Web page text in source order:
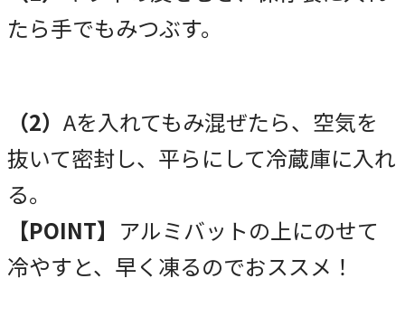
たら手でもみつぶす。
（2） Aを入れてもみ混ぜたら、空気を
抜いて密封し、平らにして冷蔵庫に入れ
る。
【POINT】 アルミバットの上にのせて
冷やすと、早く凍るのでおススメ！